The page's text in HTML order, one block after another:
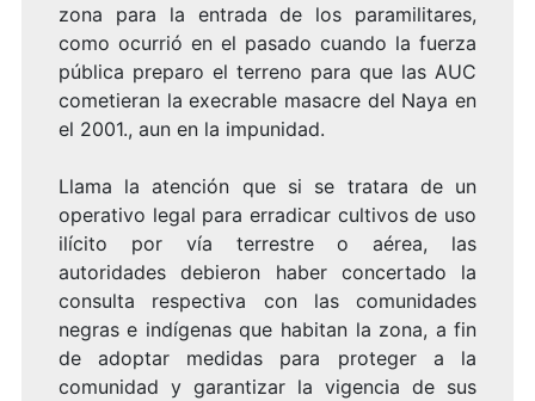
zona para la entrada de los paramilitares,
como ocurrió en el pasado cuando la fuerza
pública preparo el terreno para que las AUC
cometieran la execrable masacre del Naya en
el 2001., aun en la impunidad.
Llama la atención que si se tratara de un
operativo legal para erradicar cultivos de uso
ilícito por vía terrestre o aérea, las
autoridades debieron haber concertado la
consulta respectiva con las comunidades
negras e indígenas que habitan la zona, a fin
de adoptar medidas para proteger a la
comunidad y garantizar la vigencia de sus